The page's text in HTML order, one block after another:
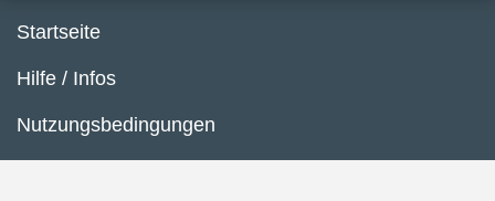
Startseite
Hilfe / Infos
Nutzungsbedingungen